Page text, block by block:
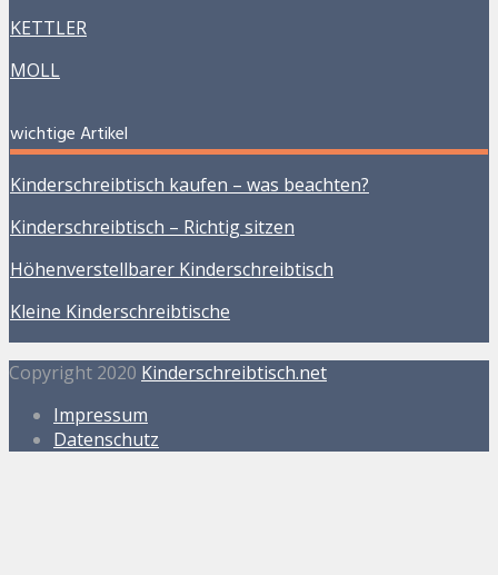
KETTLER
MOLL
wichtige Artikel
Kinderschreibtisch kaufen – was beachten?
Kinderschreibtisch – Richtig sitzen
Höhenverstellbarer Kinderschreibtisch
Kleine Kinderschreibtische
Copyright 2020 Kinderschreibtisch.net
Impressum
Datenschutz